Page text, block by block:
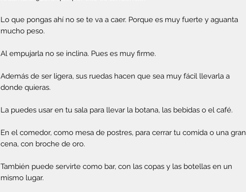
Lo que pongas ahí no se te va a caer. Porque es muy fuerte y aguanta
mucho peso.
Al empujarla no se inclina. Pues es muy firme.
Además de ser ligera, sus ruedas hacen que sea muy fácil llevarla a
donde quieras.
La puedes usar en tu sala para llevar la botana, las bebidas o el café.
En el comedor, como mesa de postres, para cerrar tu comida o una gran
cena, con broche de oro.
También puede servirte como bar, con las copas y las botellas en un
mismo lugar.